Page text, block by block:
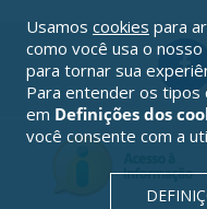
Usamos cookies para
como você usa o
para tornar sua
Para entender os tipos
em Definições dos
você consente com a